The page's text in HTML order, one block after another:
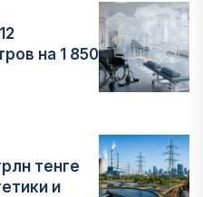
на 1 850
тенге
и